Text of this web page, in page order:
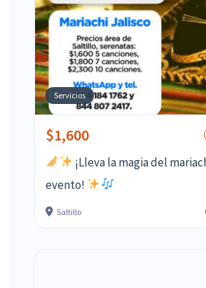
Servicios
$1,600
¡Lleva la magia del
evento!
Saltillo